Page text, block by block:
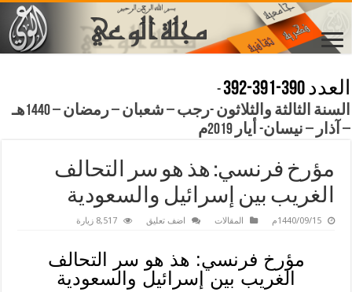
العدد 390-391-392
-
السنة الثالثة والثلاثون -رجب – شعبان – رمضان – 1440هـ
– آذار – نيسان- أيار 2019م
مؤرخ فرنسي: هذ هو سر التحالف
الغريب بين إسرائيل والسعودية
1440/09/15م المقالات اضف تعليق 8,517 زيارة
مؤرخ فرنسي: هذ هو سر التحالف
الغريب بين إسرائيل والسعودية